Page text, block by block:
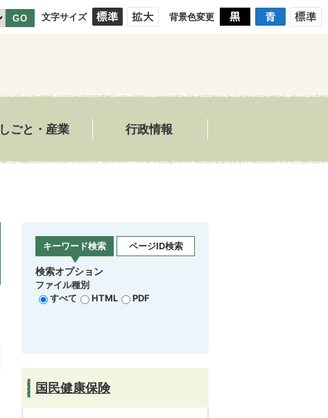
GO 文字サイズ 背景色変更
しごと・産業 行政情報
キーワード検索 ページID検索
検索オプション
ファイル種別
すべて
HTML PDF
国民健康保険